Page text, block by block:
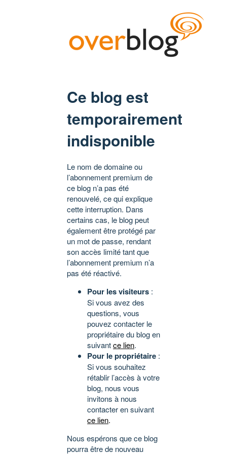
Ce blog est
temporairement
indisponible
Le nom de domaine ou
l’abonnement premium de
ce blog n’a pas été
renouvelé, ce qui explique
cette interruption. Dans
certains cas, le blog peut
également être protégé par
un mot de passe, rendant
son accès limité tant que
l’abonnement premium n’a
pas été réactivé.
Pour les visiteurs :
Si vous avez des
questions, vous
pouvez contacter le
propriétaire du blog en
suivantce lien.
Pour le propriétaire :
Si vous souhaitez
rétablir l’accès à votre
blog, nous vous
invitons à nous
contacter en suivant
ce lien.
Nous espérons que ce blog
pourra être de nouveau